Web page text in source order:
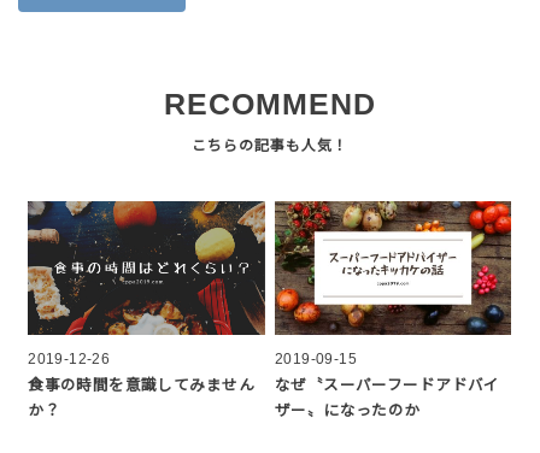
RECOMMEND
2019-12-26
食事の時間を意識してみません
か？
2019-09-15
なぜ〝スーパーフードアドバイ
ザー〟になったのか